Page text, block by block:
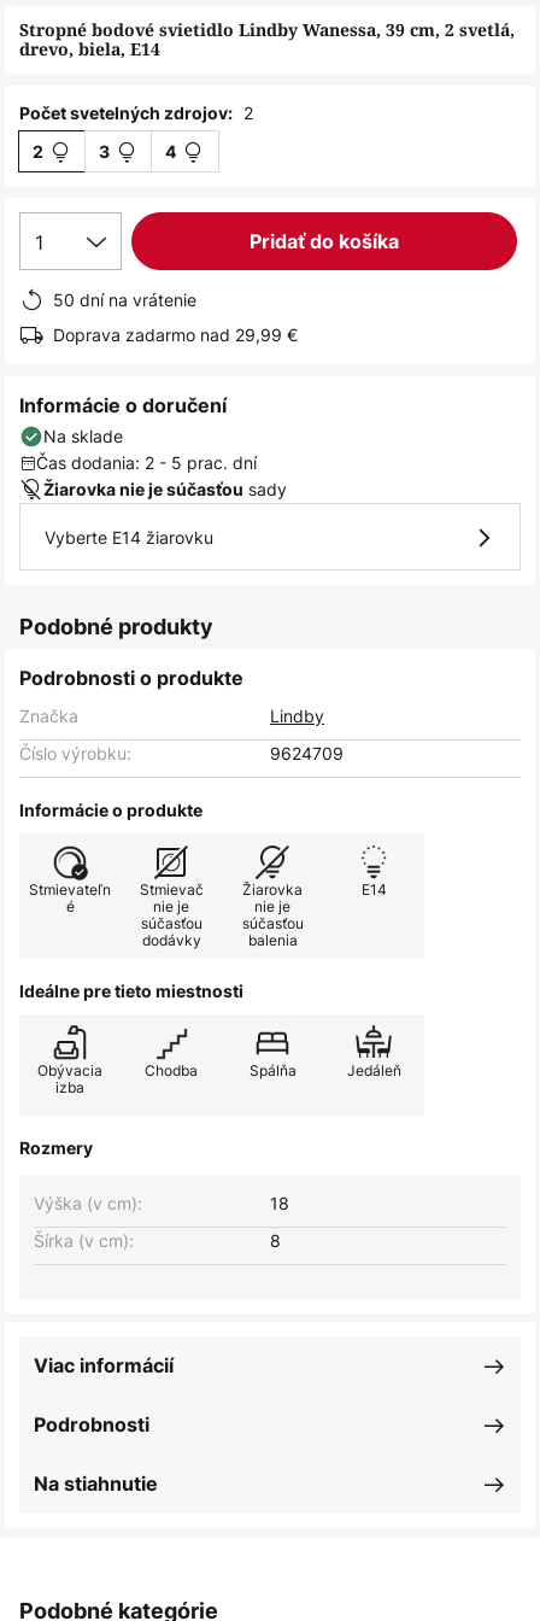
Stropné bodové svietidlo Lindby Wanessa, 39 cm, 2 svetlá,
drevo, biela, E14
Počet svetelných zdrojov: 2
2 3 4
1 Pridať do košíka
50 dní na vrátenie
Doprava zadarmo nad 29,99 €
Informácie o doručení
Na sklade
Čas dodania: 2 - 5 prac. dní
Žiarovka nie je súčasťou sady
Vyberte E14 žiarovku
Podobné produkty
Podrobnosti o produkte
Značka
Lindby
Číslo výrobku:
9624709
Informácie o produkte
Stmievateľn
é
Stmievač
nie je
súčasťou
dodávky
Žiarovka
nie je
súčasťou
balenia
E14
Ideálne pre tieto miestnosti
Obývacia
izba
Chodba Spálňa Jedáleň
Rozmery
Šírka (v cm): 8
Výška (v cm): 18
Podrobnosti
Viac informácií
Na stiahnutie
Podobné kategórie